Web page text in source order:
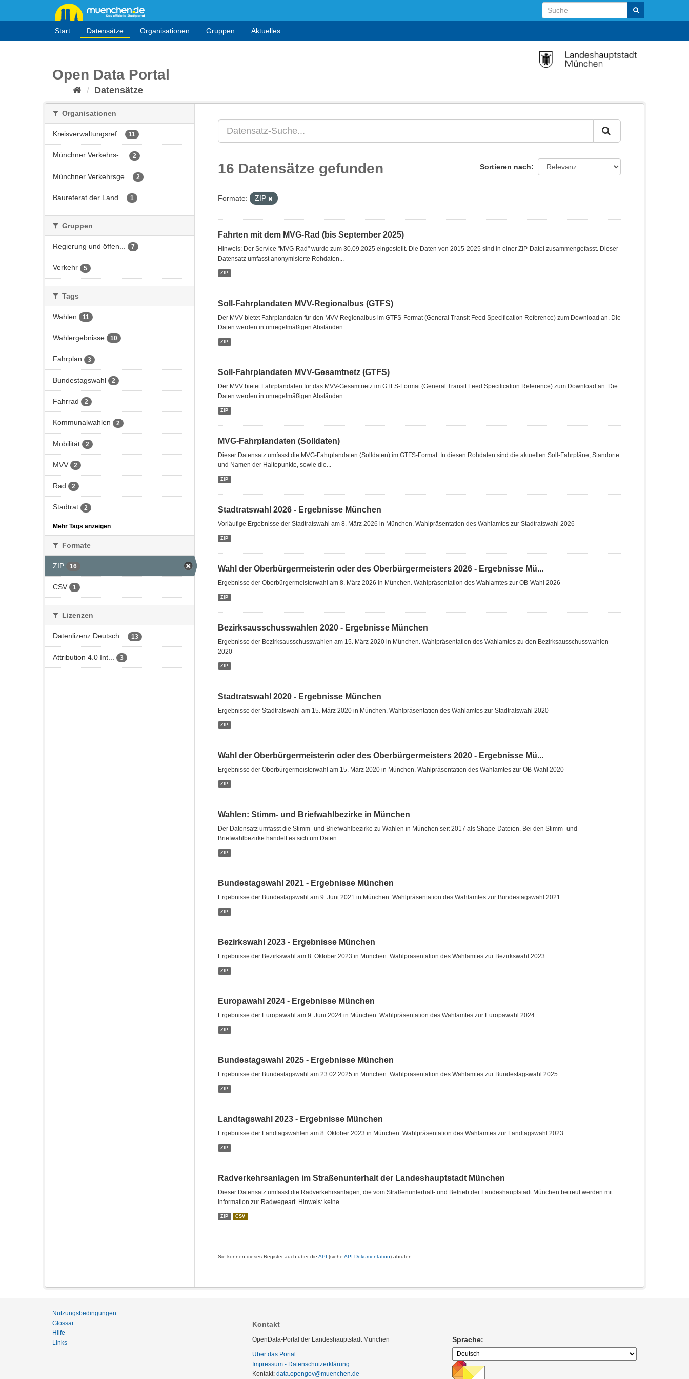
Start Datensätze Organisationen Gruppen Aktuelles
Open Data Portal
Datensätze
Organisationen
Kreisverwaltungsref... 11
Münchner Verkehrs- ... 2
Münchner Verkehrsge... 2
Baureferat der Land... 1
Gruppen
Regierung und öffen... 7
Verkehr 5
Tags
Wahlen 11
Wahlergebnisse 10
Fahrplan 3
Bundestagswahl 2
Fahrrad 2
Kommunalwahlen 2
Mobilität 2
MVV 2
Rad 2
Stadtrat 2
Mehr Tags anzeigen
Formate
ZIP 16
CSV 1
Lizenzen
Datenlizenz Deutsch... 13
Attribution 4.0 Int... 3
Sortieren nach
16 Datensätze gefunden
Formate: ZIP
Fahrten mit dem MVG-Rad (bis September 2025)
Hinweis: Der Service "MVG-Rad" wurde zum 30.09.2025 eingestellt. Die Daten von 2015-2025 sind in einer ZIP-Datei zusammengefasst. Dieser
Datensatz umfasst anonymisierte Rohdaten...
ZIP
Soll-Fahrplandaten MVV-Regionalbus (GTFS)
Der MVV bietet Fahrplandaten für den MVV-Regionalbus im GTFS-Format (General Transit Feed Specification Reference) zum Download an. Die
Daten werden in unregelmäßigen Abständen...
ZIP
Soll-Fahrplandaten MVV-Gesamtnetz (GTFS)
Der MVV bietet Fahrplandaten für das MVV-Gesamtnetz im GTFS-Format (General Transit Feed Specification Reference) zum Download an. Die
Daten werden in unregelmäßigen Abständen...
ZIP
MVG-Fahrplandaten (Solldaten)
Dieser Datensatz umfasst die MVG-Fahrplandaten (Solldaten) im GTFS-Format. In diesen Rohdaten sind die aktuellen Soll-Fahrpläne, Standorte
und Namen der Haltepunkte, sowie die...
ZIP
Stadtratswahl 2026 - Ergebnisse München
Vorläufige Ergebnisse der Stadtratswahl am 8. März 2026 in München. Wahlpräsentation des Wahlamtes zur Stadtratswahl 2026
ZIP
Wahl der Oberbürgermeisterin oder des Oberbürgermeisters 2026 - Ergebnisse Mü...
Ergebnisse der Oberbürgermeisterwahl am 8. März 2026 in München. Wahlpräsentation des Wahlamtes zur OB-Wahl 2026
ZIP
Bezirksausschusswahlen 2020 - Ergebnisse München
Ergebnisse der Bezirksausschusswahlen am 15. März 2020 in München. Wahlpräsentation des Wahlamtes zu den Bezirksausschusswahlen
2020
ZIP
Stadtratswahl 2020 - Ergebnisse München
Ergebnisse der Stadtratswahl am 15. März 2020 in München. Wahlpräsentation des Wahlamtes zur Stadtratswahl 2020
ZIP
Wahl der Oberbürgermeisterin oder des Oberbürgermeisters 2020 - Ergebnisse Mü...
Ergebnisse der Oberbürgermeisterwahl am 15. März 2020 in München. Wahlpräsentation des Wahlamtes zur OB-Wahl 2020
ZIP
Wahlen: Stimm- und Briefwahlbezirke in München
Der Datensatz umfasst die Stimm- und Briefwahlbezirke zu Wahlen in München seit 2017 als Shape-Dateien. Bei den Stimm- und
Briefwahlbezirke handelt es sich um Daten...
ZIP
Bundestagswahl 2021 - Ergebnisse München
Ergebnisse der Bundestagswahl am 9. Juni 2021 in München. Wahlpräsentation des Wahlamtes zur Bundestagswahl 2021
ZIP
Bezirkswahl 2023 - Ergebnisse München
Ergebnisse der Bezirkswahl am 8. Oktober 2023 in München. Wahlpräsentation des Wahlamtes zur Bezirkswahl 2023
ZIP
Europawahl 2024 - Ergebnisse München
Ergebnisse der Europawahl am 9. Juni 2024 in München. Wahlpräsentation des Wahlamtes zur Europawahl 2024
ZIP
Bundestagswahl 2025 - Ergebnisse München
Ergebnisse der Bundestagswahl am 23.02.2025 in München. Wahlpräsentation des Wahlamtes zur Bundestagswahl 2025
ZIP
Landtagswahl 2023 - Ergebnisse München
Ergebnisse der Landtagswahlen am 8. Oktober 2023 in München. Wahlpräsentation des Wahlamtes zur Landtagswahl 2023
ZIP
Radverkehrsanlagen im Straßenunterhalt der Landeshauptstadt München
Dieser Datensatz umfasst die Radverkehrsanlagen, die vom Straßenunterhalt- und Betrieb der Landeshauptstadt München betreut werden mit
Information zur Radwegeart. Hinweis: keine...
ZIP CSV
Sie können dieses Register auch über die API (siehe API-Dokumentation) abrufen.
Nutzungsbedingungen
Glossar
Hilfe
Links
Kontakt
OpenData-Portal der Landeshauptstadt München
Über das Portal
Impressum - Datenschutzerklärung
Kontakt: data.opengov@muenchen.de
Sprache